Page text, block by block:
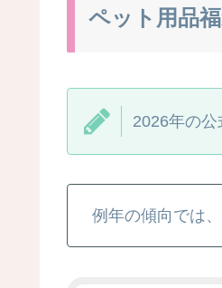
ペット用品
2026年の公
例年の傾向では